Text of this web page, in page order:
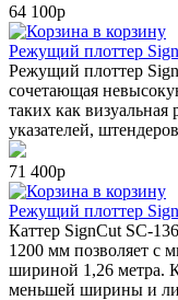
64 100р
в корзину
Режущий плоттер
Режущий плоттер
сочетающая
таких как
указателей,
71 400р
в корзину
Режущий плоттер
Каттер SignCut SC-
1200 мм позволяет с
шириной 1,26 метра.
меньшей ширины и